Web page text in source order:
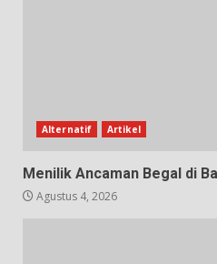
Alternatif Artikel
Menilik Ancaman Begal di
Agustus 4, 2026